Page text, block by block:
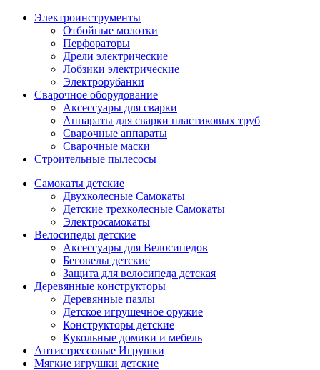
Электроинструменты
Отбойные молотки
Перфораторы
Дрели электрические
Лобзики электрические
Электрорубанки
Сварочное оборудование
Аксессуары для сварки
Аппараты для сварки пластиковых труб
Сварочные аппараты
Сварочные маски
Строительные пылесосы
Самокаты детские
Двухколесные Cамокаты
Детские трехколесные Самокаты
Электросамокаты
Велосипеды детские
Аксессуары для Велосипедов
Беговелы детские
Защита для велосипеда детская
Деревянные конструкторы
Деревянные пазлы
Детское игрушечное оружие
Конструкторы детские
Кукольные домики и мебель
Антистрессовые Игрушки
Мягкие игрушки детские